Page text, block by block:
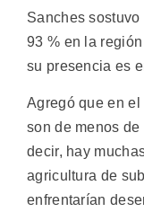
Sanches
93 % en la
su presencia es
Agregó que en
son de menos
decir, hay
agricultura de
enfrentarían